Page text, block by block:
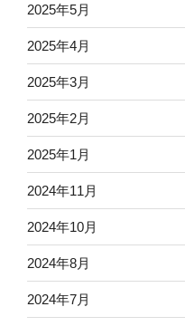
2025年5月
2025年4月
2025年3月
2025年2月
2025年1月
2024年11月
2024年10月
2024年8月
2024年7月